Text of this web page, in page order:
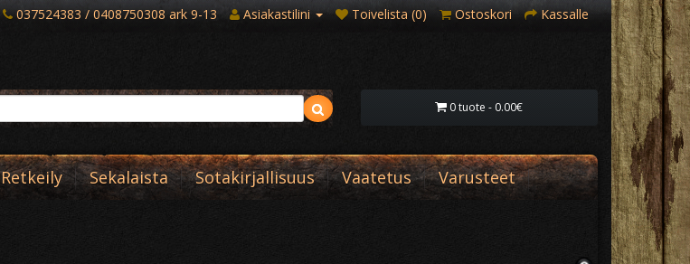
037524383 / 0408750308 ark 9-13 Asiakastilini Toivelista (0) Ostoskori Kassalle
0 tuote - 0.00€
Retkeily Sekalaista Sotakirjallisuus Vaatetus Varusteet